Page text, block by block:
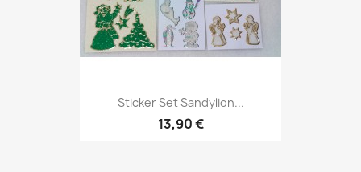
Sticker Set Sandylion...
13,90 €